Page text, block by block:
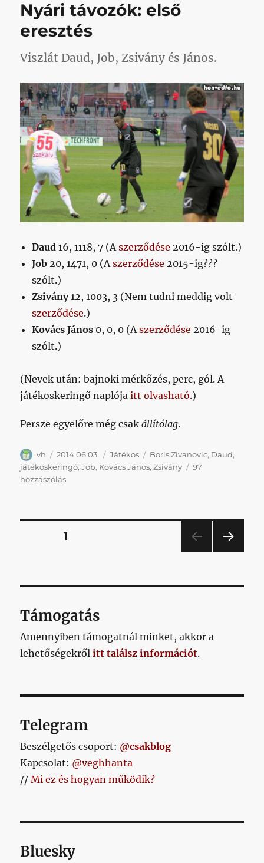
a
Nyári távozók: első
eresztés
Viszlát Daud, Job, Zsivány és János.
Daud 16, 1118, 7 (Aszerződése 2016-ig szólt.)
Job 20, 1471, 0 (Aszerződése 2015-ig???
szólt.)
Zsivány12, 1003, 3 (Nem tudni meddig volt
szerződése.)
Kovács János 0, 0, 0 (Aszerződése 2016-ig
szólt.)
(Nevek után: bajnoki mérkőzés, perc, gól. A
játékoskeringő naplójaitt olvasható.)
Persze egyelőre még csakállítólag.
Szerző
vh Közzétéve
2014.06.03. Kategória
Játékos Címke
Boris Zivanovic, Daud,
játékoskeringő,Job, Kovács János,Zsivány
97
hozzászólásNyári
bejegyzéshez
Bejegyzések
OLDAL1
OLD
Támogatás
Amennyiben támogatnál minket, akkor a
lehetőségekrőlitt találsz információt.
Telegram
Beszélgetős csoport: @csakblog
Kapcsolat: @veghhanta
//Mi ez és hogyan működik?
Bluesky